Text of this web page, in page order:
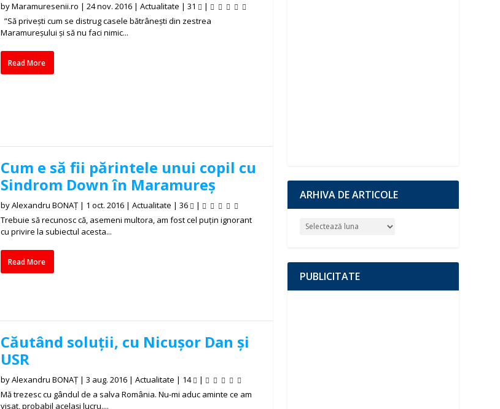
byMaramuresenii.ro | 24 nov. 2016| Actualitate | 31
|
”Să privești cum se distrug casele bătrânești din zestrea
Maramureșului și să nu faci nimic...
Read More
Cum e să fii părintele unui copil cu
Sindrom Down în Maramureș
byAlexandru BONAȚ| 1 oct. 2016| Actualitate | 36
|
Trebuie să recunosc că, asemeni multora, am fost cel puțin ignorant
cu privire la subiectul acesta...
Read More
Căutând soluții, cu Nicușor Dan și
USR
byAlexandru BONAȚ| 3 aug. 2016| Actualitate | 14
|
Mă trezesc cu gândul de a salva România. Nu-mi aduc aminte ce am
visat, probabil același lucru....
ARHIVA DE ARTICOLE
PUBLICITATE